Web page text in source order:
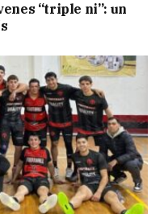
“triple ni”: un